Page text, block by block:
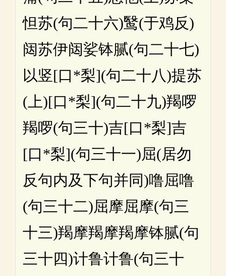
怛苏(句二十六)鹥(于鸡反)
闼苏伊闼娑钵腻(句二十七)
以竖[口*梨](句二十八)提苏
(上)[口*梨](句二十九)羯啰
羯啰(句三十)吉[口*梨]吉
[口*梨](句三十一)屈(居勿
反句内及下句并同)噜屈噜
(句三十二)屈摩屈摩(句三
十三)羯摩羯摩羯摩钵腻(句
三十四)计鲁计鲁(句三十